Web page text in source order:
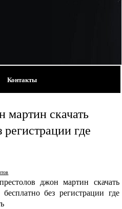
Контакты
мартин скачать
где
джон мартин скачать
без регистрации где